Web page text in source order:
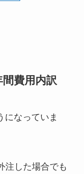
費用内訳
になっていま
注した場合でも